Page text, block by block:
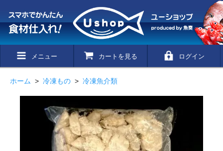
メニュー カートを見る ログイン
ホーム > 冷凍もの > 冷凍魚介類